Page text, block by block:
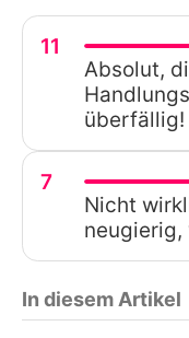
11
Absolut,
überfällig!
7
Nicht
neugierig,
In diesem Artikel